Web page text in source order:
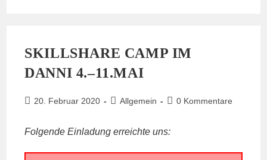
Knast
SKILLSHARE CAMP IM
DANNI 4.–11.MAI
Beitrag
20. Februar 2020
Beitrags-
Allgemein
Beitrags-
0 Kommentare
Folgende Einladung erreichte uns: